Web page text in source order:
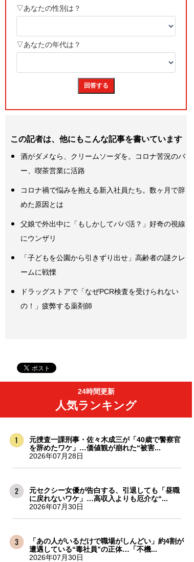
この記者は、他にもこんな記事を書いています
酒がダメなら、クリームソーダを。コロナ苦況のバ
ー、喫茶営業に活路
コロナ禍で悩みを抱える新入社員たち。数ヶ月で辞
めた原因とは
父娘で外出中に「もしかしてパパ活？」好奇の視線
にウンザリ
「子どもを公園から引きずり出せ」高齢者の謎クレ
ームに戦慄
ドラッグストアで「なぜPCR検査を受けられない
の！」疲弊する薬剤師
24時間更新
人気ランキング
元捜査一課刑事・佐々木成三が「40歳で警察官
を辞めたワケ」…価値観が崩れた“被害...
2026年07月28日
元セクシー女優が告白する、引退しても「昼職
に戻れないワケ」…高収入よりも厄介な“...
2026年07月30日
「あの人がいるだけで職場がしんどい」約4割が
遭遇している“毒社員”の正体…「不機...
2026年07月30日